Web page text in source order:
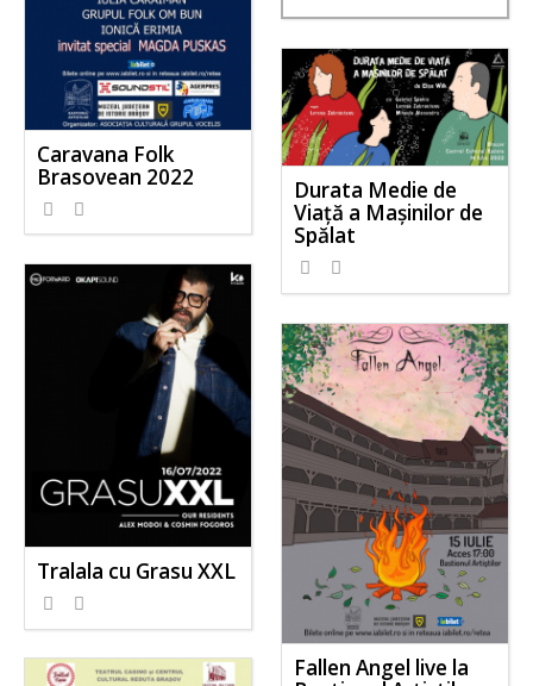
Caravana Folk
Brasovean 2022
Durata Medie de
Viață a Mașinilor de
Spălat
Tralala cu Grasu XXL
Fallen Angel live la